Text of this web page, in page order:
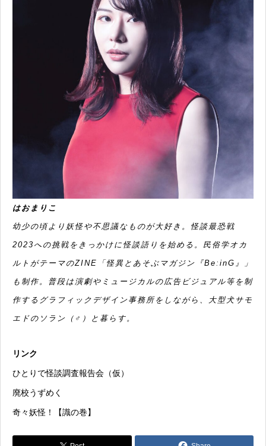
はおまりこ
幼少の頃より妖怪や不思議なものが大好き。怪談最恐戦
2023への挑戦をきっかけに怪談語りを始める。民俗学オカ
ルトがテーマのZINE「怪異とあそぶマガジン『BeːinG』」
も制作。普段は演劇やミュージカルの広告ビジュアル等を制
作するグラフィックデザイン事務所をしながら、大型犬サモ
エドのソラン（♂）と暮らす。
リンク
ひとりで怪談調査報告会（仮）
廃校うずめく
奇々妖怪！【識の巻】